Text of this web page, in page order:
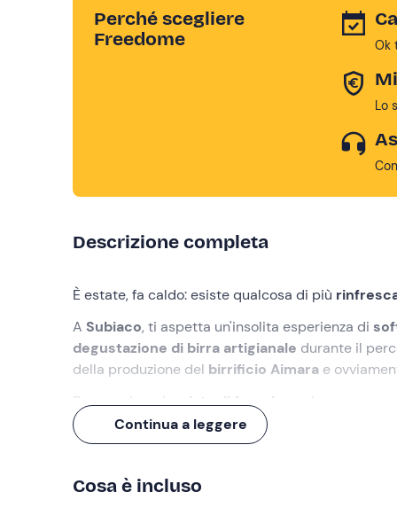
Perché scegliere
Freedome
Ok
Lo
Descrizione completa
È estate, fa caldo: esiste qualcosa di più
A Subiaco, ti aspetta un'insolita esperienza di
degustazione di birra artigianale durante il
della produzione del birrificio Aimara e
Preparati a un'ondata di freschezza
Cosa faremo
L'appuntamento è
dalla nostraguida fluviale
Continua a leggere
Cosa è incluso